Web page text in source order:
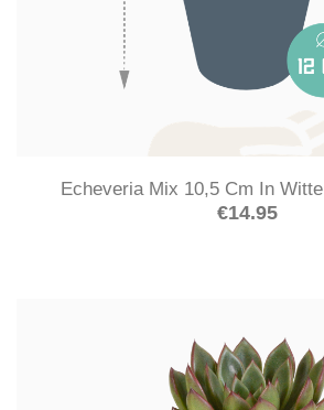
Echeveria Mix 10,5 Cm In
€14.95